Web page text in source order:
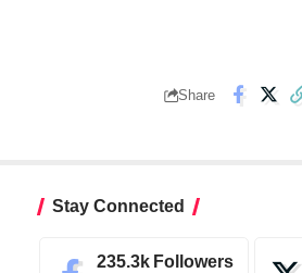
Share
Stay Connected
235.3k Followers